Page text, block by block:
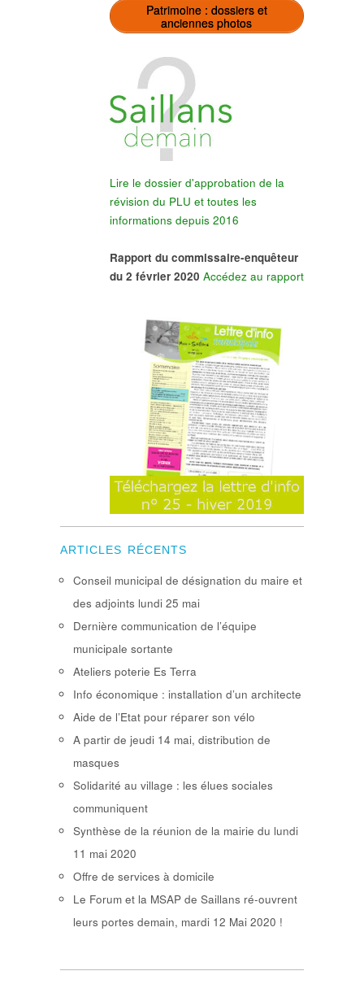
Patrimoine : dossiers et
anciennes photos
Lire le dossier d'approbation de la
révision du PLU et toutes les
informations depuis 2016
Rapport du commissaire-enquêteur
du 2 février 2020 Accédez au rapport
ARTICLES RÉCENTS
Conseil municipal de désignation du maire et
des adjoints lundi 25 mai
Dernière communication de l’équipe
municipale sortante
Ateliers poterie Es Terra
Info économique : installation d’un architecte
Aide de l’Etat pour réparer son vélo
A partir de jeudi 14 mai, distribution de
masques
Solidarité au village : les élues sociales
communiquent
Synthèse de la réunion de la mairie du lundi
11 mai 2020
Offre de services à domicile
Le Forum et la MSAP de Saillans ré-ouvrent
leurs portes demain, mardi 12 Mai 2020 !